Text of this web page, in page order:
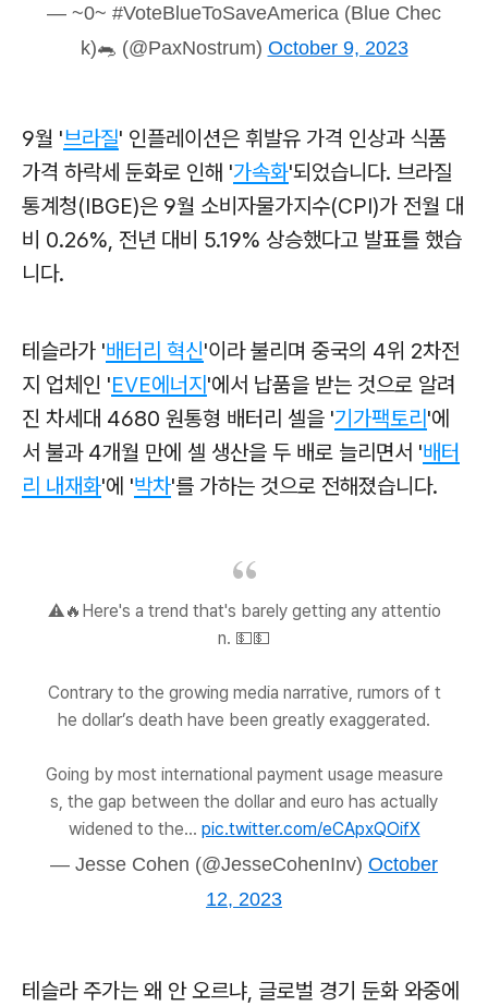
— ~0~ #VoteBlueToSaveAmerica (Blue Chec
k)🐀 (@PaxNostrum) October 9, 2023
9월 '브라질' 인플레이션은 휘발유 가격 인상과 식품
가격 하락세 둔화로 인해 '가속화'되었습니다. 브라질
통계청(IBGE)은 9월 소비자물가지수(CPI)가 전월 대
비 0.26%, 전년 대비 5.19% 상승했다고 발표를 했습
니다.
테슬라가 '배터리 혁신'이라 불리며 중국의 4위 2차전
지 업체인 'EVE에너지 '에서 납품을 받는 것으로 알려
진 차세대 4680 원통형 배터리 셀을 '기가팩토리 '에
서 불과 4개월 만에 셀 생산을 두 배로 늘리면서 '배터
리 내재화'에 '박차'를 가하는 것으로 전해졌습니다.
⚠️🔥Here's a trend that's barely getting any attentio
n. 💵💵
Contrary to the growing media narrative, rumors of t
he dollar’s death have been greatly exaggerated.
Going by most international payment usage measure
s, the gap between the dollar and euro has actually
widened to the… pic.twitter.com/eCApxQOifX
— Jesse Cohen (@JesseCohenInv) October
12, 2023
테슬라 주가는 왜 안 오르냐, 글로벌 경기 둔화 와중에